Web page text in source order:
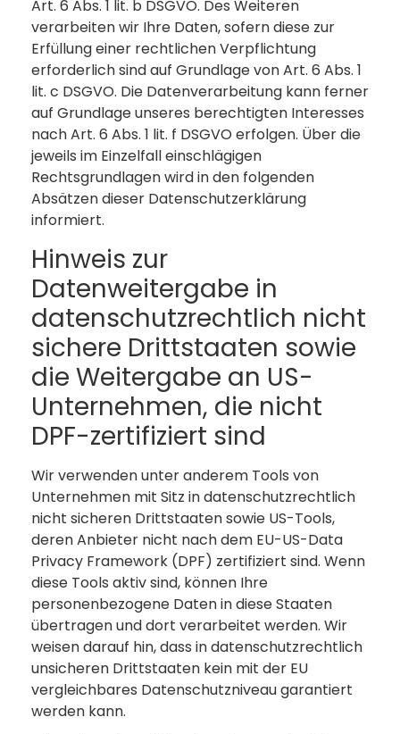
Art. 6 Abs. 1 lit. b DSGVO. Des Weiteren
verarbeiten wir Ihre Daten, sofern diese zur
Erfüllung einer rechtlichen Verpflichtung
erforderlich sind auf Grundlage von Art. 6 Abs. 1
lit. c DSGVO. Die Datenverarbeitung kann ferner
auf Grundlage unseres berechtigten Interesses
nach Art. 6 Abs. 1 lit. f DSGVO erfolgen. Über die
jeweils im Einzelfall einschlägigen
Rechtsgrundlagen wird in den folgenden
Absätzen dieser Datenschutzerklärung
informiert.
Hinweis zur
Datenweitergabe in
datenschutzrechtlich nicht
sichere Drittstaaten sowie
die Weitergabe an US-
Unternehmen, die nicht
DPF-zertifiziert sind
Wir verwenden unter anderem Tools von
Unternehmen mit Sitz in datenschutzrechtlich
nicht sicheren Drittstaaten sowie US-Tools,
deren Anbieter nicht nach dem EU-US-Data
Privacy Framework (DPF) zertifiziert sind. Wenn
diese Tools aktiv sind, können Ihre
personenbezogene Daten in diese Staaten
übertragen und dort verarbeitet werden. Wir
weisen darauf hin, dass in datenschutzrechtlich
unsicheren Drittstaaten kein mit der EU
vergleichbares Datenschutzniveau garantiert
werden kann.